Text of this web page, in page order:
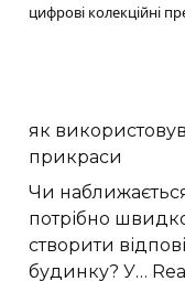
цифрові колекційні
як
прикраси
Чи
потрібно
створити
будинку? У…